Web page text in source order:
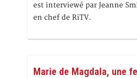
est interviewé par Jeanne
en chef de RiTV.
Marie de Magdala, une